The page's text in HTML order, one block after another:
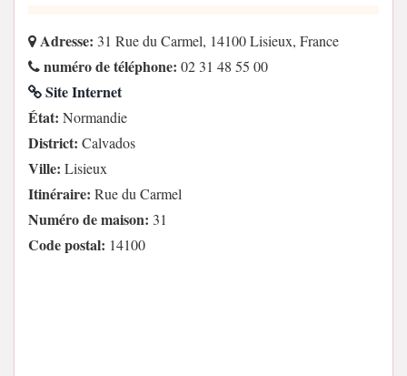
Adresse: 31 Rue du Carmel, 14100 Lisieux, France
numéro de téléphone: 02 31 48 55 00
Site Internet
État: Normandie
District: Calvados
Ville: Lisieux
Itinéraire: Rue du Carmel
Numéro de maison: 31
Code postal: 14100